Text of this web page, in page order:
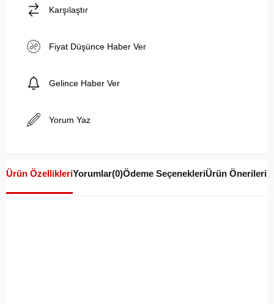
Karşılaştır
Fiyat Düşünce Haber Ver
Gelince Haber Ver
Yorum Yaz
Ürün ÖzellikleriYorumlar(0)Ödeme SeçenekleriÜrün Önerileri